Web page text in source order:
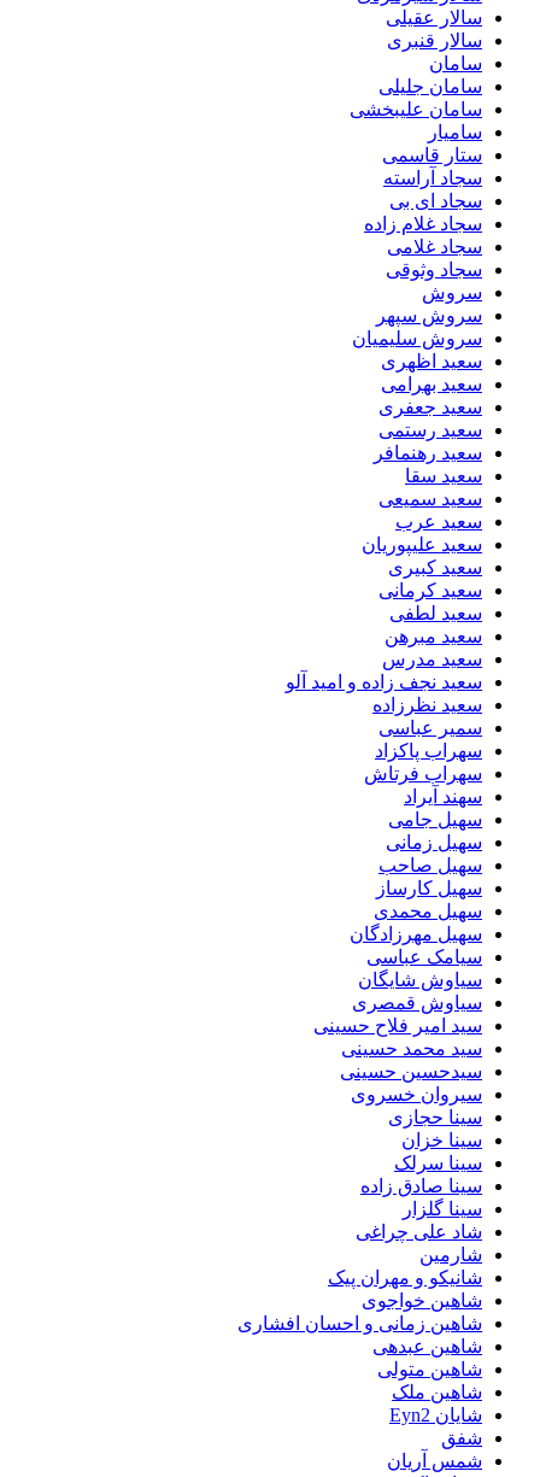
سالار عقیلی
سالار قنبری
سامان
سامان جلیلی
سامان علیبخشی
سامیار
ستار قاسمی
سجاد آراسته
سجاد ای بی
سجاد غلام زاده
سجاد غلامی
سجاد وثوقى
سروش
سروش سپهر
سروش سلیمیان
سعید اظهری
سعید بهرامی
سعید جعفری
سعید رستمی
سعید رهنمافر
سعید سقا
سعید سمیعی
سعید عرب
سعید علیپوریان
سعید کبیری
سعید کرمانی
سعید لطفی
سعید مبرهن
سعید مدرس
سعید نجف زاده و امید آلو
سعید نظرزاده
سمیر عباسی
سهراب پاکزاد
سهراب فرتاش
سهند آیراد
سهیل جامی
سهیل زمانی
سهیل صاحب
سهیل کارساز
سهیل محمدی
سهیل مهرزادگان
سیامک عباسی
سیاوش شایگان
سیاوش قمصری
سید امیر فلاح حسینی
سید محمد حسینی
سیدحسین حسینی
سیروان خسروی
سینا حجازی
سینا خزان
سینا سرلک
سینا صادق زاده
سینا گلزار
شاد علی چراغی
شارمین
شانیکو و مهران پیک
شاهین خواجوی
شاهین زمانی و احسان افشاری
شاهین عبدهی
شاهین متولی
شاهین ملک
شایان Eyn2
شفق
شمس آریان